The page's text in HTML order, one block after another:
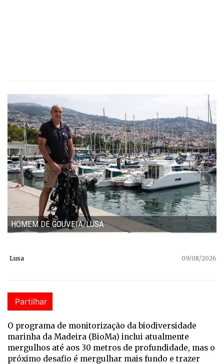
HOMEM DE GOUVEIA/LUSA
Lusa 09/08/2026
Partilhar
O programa de monitorização da biodiversidade
marinha da Madeira (BioMa) inclui atualmente
mergulhos até aos 30 metros de profundidade, mas o
próximo desafio é mergulhar mais fundo e trazer